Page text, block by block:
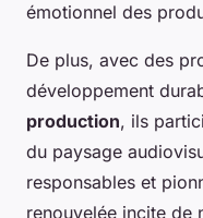
émotionnel des
De plus, avec des
développement
production, ils
du paysage
responsables et
renouvelée incite de